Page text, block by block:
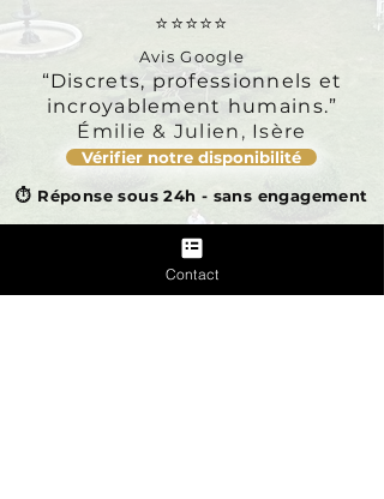
⭐⭐⭐⭐⭐
Avis Google
“Discrets, professionnels et
incroyablement humains.”
Émilie & Julien, Isère
Vérifier notre disponibilité
⏱️ Réponse sous 24h - sans engagement
Contact